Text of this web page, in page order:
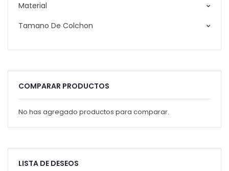
Material
Tamano De Colchon
COMPARAR PRODUCTOS
No has agregado productos para comparar.
LISTA DE DESEOS